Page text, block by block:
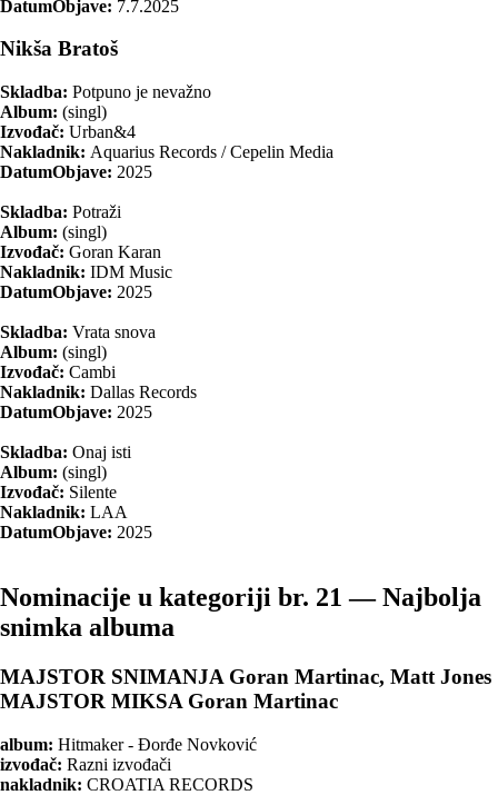
DatumObjave: 7.7.2025
Nikša Bratoš
Skladba: Potpuno je nevažno
Album: (singl)
Izvođač: Urban&4
Nakladnik: Aquarius Records / Cepelin Media
DatumObjave: 2025
Skladba: Potraži
Album: (singl)
Izvođač: Goran Karan
Nakladnik: IDM Music
DatumObjave: 2025
Skladba: Vrata snova
Album: (singl)
Izvođač: Cambi
Nakladnik: Dallas Records
DatumObjave: 2025
Skladba: Onaj isti
Album: (singl)
Izvođač: Silente
Nakladnik: LAA
DatumObjave: 2025
Nominacije u kategoriji br. 21 — Najbolja
snimka albuma
MAJSTOR SNIMANJA Goran Martinac, Matt Jones
MAJSTOR MIKSA Goran Martinac
album: Hitmaker - Đorđe Novković
izvođač: Razni izvođači
nakladnik: CROATIA RECORDS